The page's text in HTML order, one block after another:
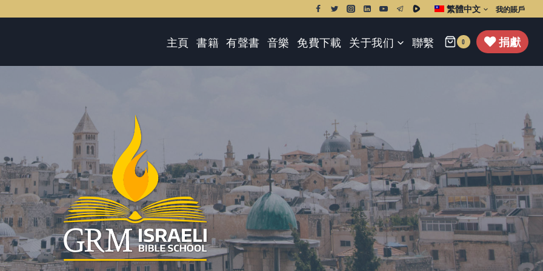
繁體中文 我的賬戶
主頁 書籍 有聲書 音樂 免費下載 关于我们 聯繫 0 捐獻